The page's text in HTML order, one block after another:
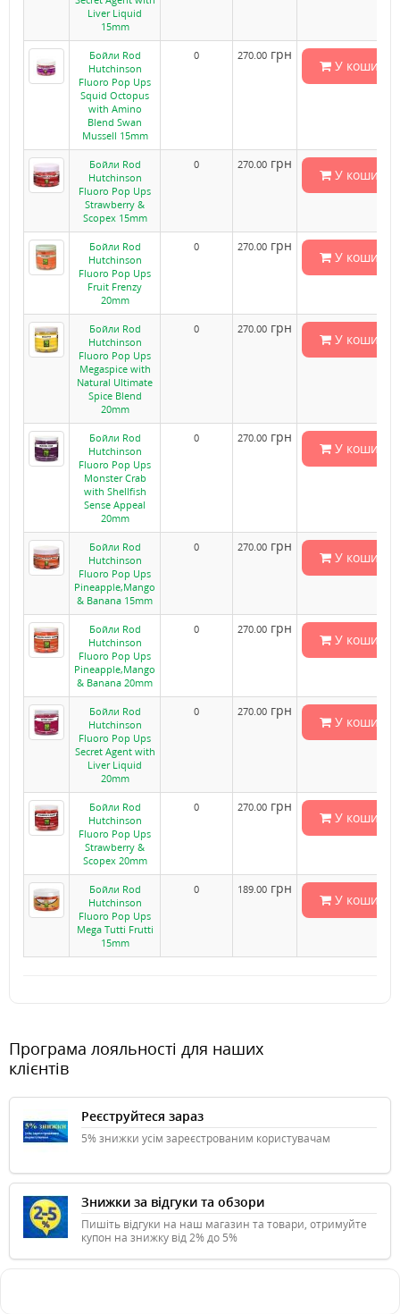
Liver Liquid
15mm
Бойли Rod
Hutchinson
Fluoro Pop Ups
Squid Octopus
with Amino
Blend Swan
Mussell 15mm
0 270.00 грн
У кошик
Бойли Rod
Hutchinson
Fluoro Pop Ups
Strawberry &
Scopex 15mm
0 270.00 грн
У кошик
Бойли Rod
Hutchinson
Fluoro Pop Ups
Fruit Frenzy
20mm
0 270.00 грн
У кошик
Бойли Rod
Hutchinson
Fluoro Pop Ups
Megaspice with
Natural Ultimate
Spice Blend
20mm
0 270.00 грн
У кошик
Бойли Rod
Hutchinson
Fluoro Pop Ups
Monster Crab
with Shellfish
Sense Appeal
20mm
0 270.00 грн
У кошик
Бойли Rod
Hutchinson
Fluoro Pop Ups
Pineapple,Mango
& Banana 15mm
0 270.00 грн
У кошик
Бойли Rod
Hutchinson
Fluoro Pop Ups
Pineapple,Mango
& Banana 20mm
0 270.00 грн
У кошик
Бойли Rod
Hutchinson
Fluoro Pop Ups
Secret Agent with
Liver Liquid
20mm
0 270.00 грн
У кошик
Бойли Rod
Hutchinson
Fluoro Pop Ups
Strawberry &
Scopex 20mm
0 270.00 грн
У кошик
Бойли Rod
Hutchinson
Fluoro Pop Ups
Mega Tutti Frutti
15mm
0 189.00 грн
У кошик
Програма лояльності для наших
клієнтів
Реєструйтеся зараз
5% знижки усім зареєстрованим користувачам
Знижки за відгуки та обзори
Пишіть відгуки на наш магазин та товари, отримуйте
купон на знижку від 2% до 5%